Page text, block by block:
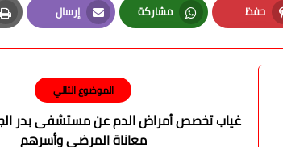
حفظ
Pinterest
مشاركة
Whatsapp
إرسال
Email
الموضوع التالي
غياب تخصص أمراض الدم عن مستشفى بدر
معاناة المرضى وأسرهم